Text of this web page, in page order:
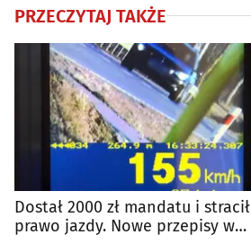
PRZECZYTAJ TAKŻE
Dostał 2000 zł mandatu i stracił
prawo jazdy. Nowe przepisy w